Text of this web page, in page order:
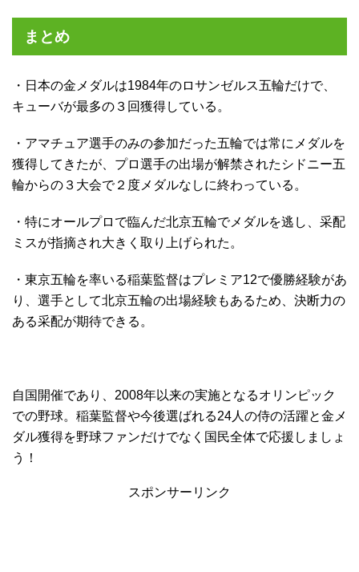
まとめ
・日本の金メダルは1984年のロサンゼルス五輪だけで、
キューバが最多の３回獲得している。
・アマチュア選手のみの参加だった五輪では常にメダルを
獲得してきたが、プロ選手の出場が解禁されたシドニー五
輪からの３大会で２度メダルなしに終わっている。
・特にオールプロで臨んだ北京五輪でメダルを逃し、采配
ミスが指摘され大きく取り上げられた。
・東京五輪を率いる稲葉監督はプレミア12で優勝経験があ
り、選手として北京五輪の出場経験もあるため、決断力の
ある采配が期待できる。
自国開催であり、2008年以来の実施となるオリンピック
での野球。稲葉監督や今後選ばれる24人の侍の活躍と金メ
ダル獲得を野球ファンだけでなく国民全体で応援しましょ
う！
スポンサーリンク